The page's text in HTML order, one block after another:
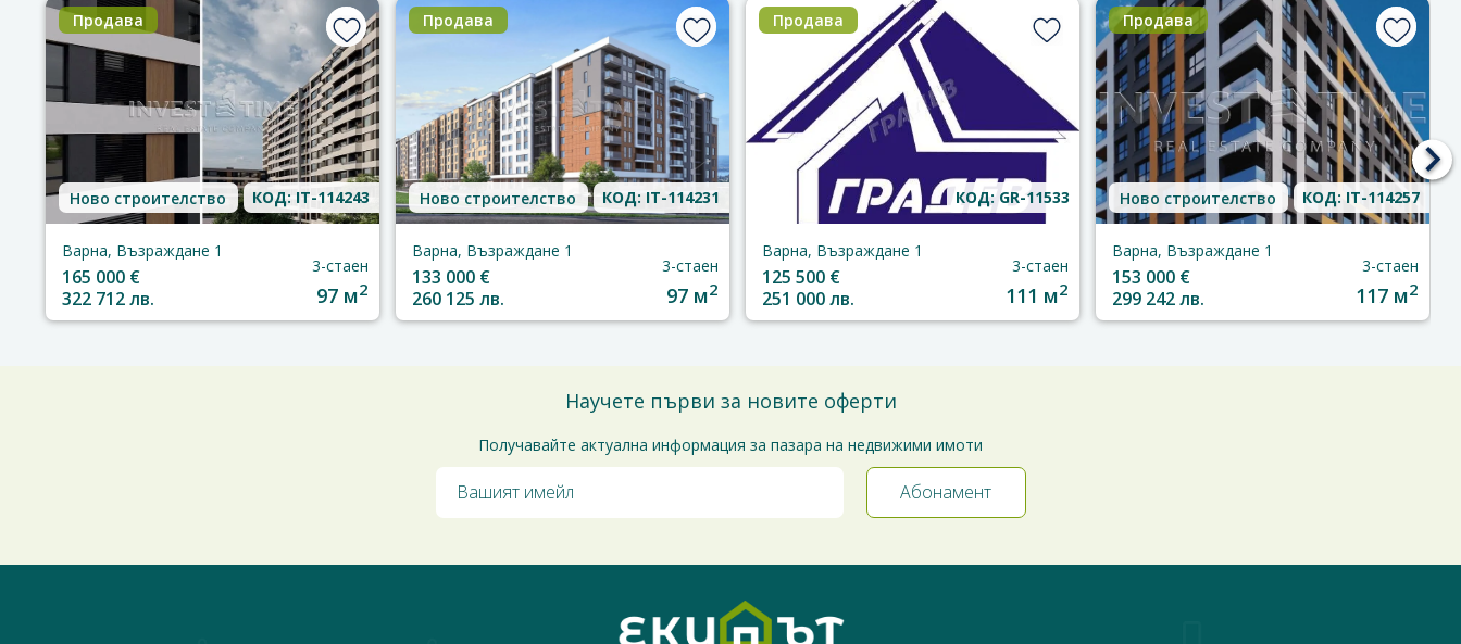
Продава
Ново строителство КОД: IT-114243
Варна, Възраждане 1
165 000 €
322 712 лв.
3-стаен
97 м2
Продава
Ново строителство КОД: IT-114231
Варна, Възраждане 1
133 000 €
260 125 лв.
3-стаен
97 м2
Продава
КОД: GR-11533
Варна, Възраждане 1
125 500 €
251 000 лв.
3-стаен
111 м2
Продава
Ново строителство КОД: IT-114257
Варна, Възраждане 1
153 000 €
299 242 лв.
3-стаен
117 м2
Научете първи за новите оферти
Получавайте актуална информация за пазара на недвижими имоти